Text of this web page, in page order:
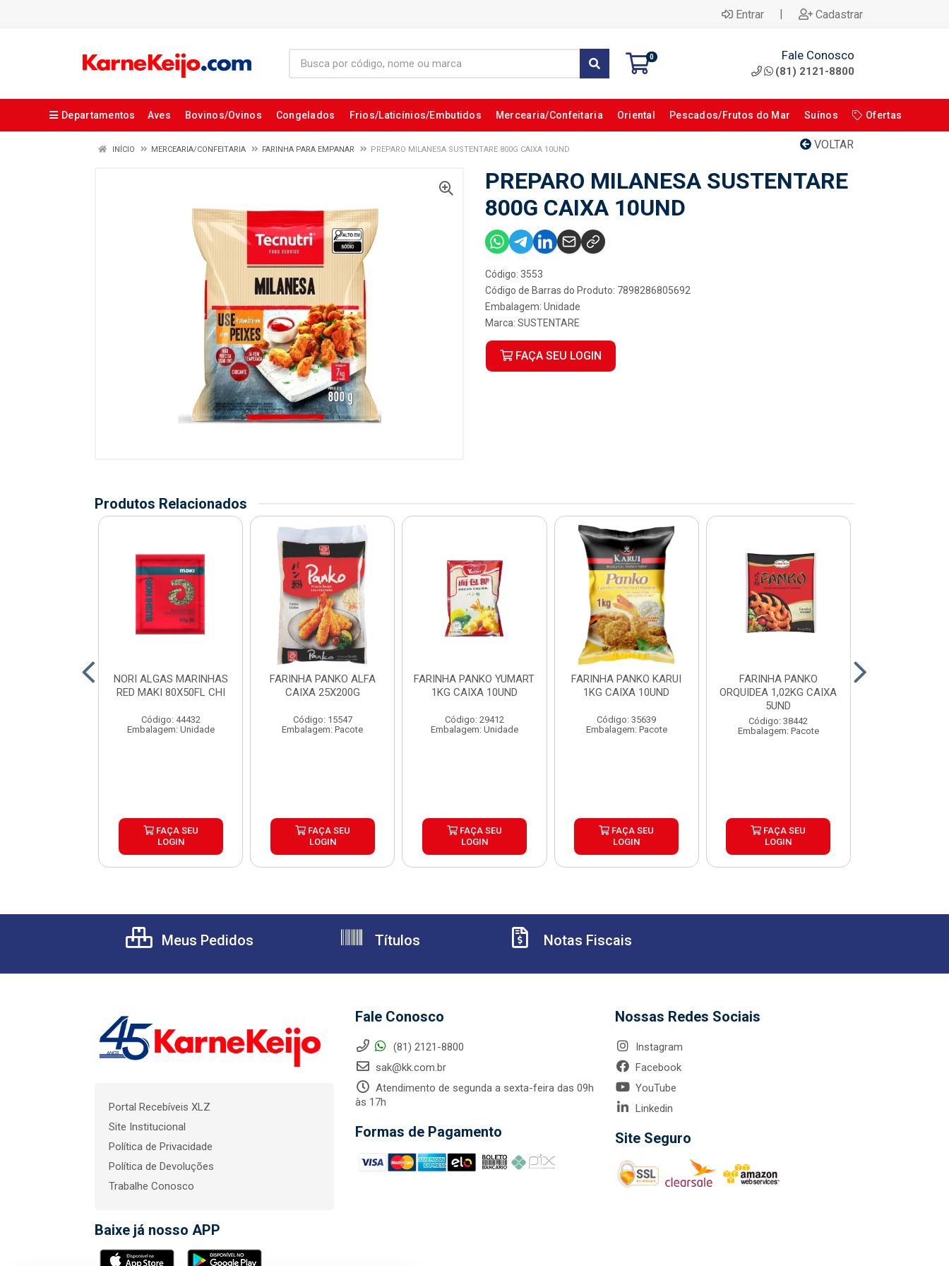
Entrar | Cadastrar
0 Fale Conosco
(81) 2121-8800
Departamentos Aves Bovinos/Ovinos Congelados Frios/Laticínios/Embutidos Mercearia/Confeitaria Oriental Pescados/Frutos do Mar Suínos Ofertas
VOLTAR
INÍCIO MERCEARIA/CONFEITARIA FARINHA PARA EMPANAR PREPARO MILANESA SUSTENTARE 800G CAIXA 10UND
PREPARO MILANESA SUSTENTARE
800G CAIXA 10UND
Código: 3553
Código de Barras do Produto: 7898286805692
Embalagem: Unidade
Marca: SUSTENTARE
FAÇA SEU LOGIN
Produtos Relacionados
NORI ALGAS MARINHAS
RED MAKI 80X50FL CHI
Código: 44432
Embalagem: Unidade
FAÇA SEU
LOGIN
FARINHA PANKO ALFA
CAIXA 25X200G
Código: 15547
Embalagem: Pacote
FAÇA SEU
LOGIN
FARINHA PANKO YUMART
1KG CAIXA 10UND
Código: 29412
Embalagem: Unidade
FAÇA SEU
LOGIN
FARINHA PANKO KARUI
1KG CAIXA 10UND
Código: 35639
Embalagem: Pacote
FAÇA SEU
LOGIN
FARINHA PANKO
ORQUIDEA 1,02KG CAIXA
5UND
Código: 38442
Embalagem: Pacote
FAÇA SEU
LOGIN
Meus Pedidos Títulos Notas Fiscais
Portal Recebíveis XLZ
Site Institucional
Política de Privacidade
Política de Devoluções
Trabalhe Conosco
Baixe já nosso APP
Fale Conosco
(81) 2121-8800
sak@kk.com.br
Atendimento de segunda a sexta-feira das 09h
às 17h
Formas de Pagamento
Nossas Redes Sociais
Instagram
Facebook
YouTube
Linkedin
Site Seguro